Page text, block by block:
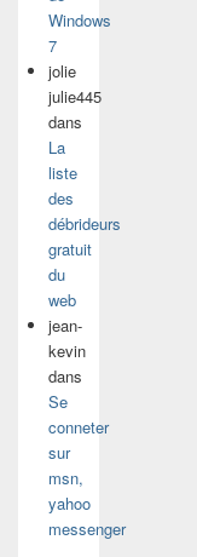
Windows
7
jolie
julie445
dans
La
liste
des
débrideurs
gratuit
du
web
jean-
kevin
dans
Se
conneter
sur
msn,
yahoo
messenger